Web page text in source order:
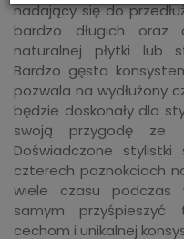
nadający się do
bardzo długich oraz
naturalnej płytki lub
Bardzo gęsta
pozwala na wydłużony
będzie doskonały dla
swoją przygodę ze
Doświadczone stylistki
czterech paznokciach
wiele czasu podczas
samym
cechom i unikalnej